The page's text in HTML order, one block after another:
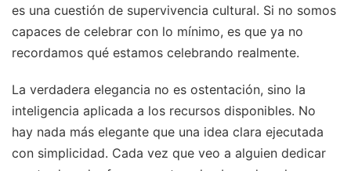
es una cuestión de supervivencia cultural. Si no somos
capaces de celebrar con lo mínimo, es que ya no
recordamos qué estamos celebrando realmente.
La verdadera elegancia no es ostentación, sino la
inteligencia aplicada a los recursos disponibles. No
hay nada más elegante que una idea clara ejecutada
con simplicidad. Cada vez que veo a alguien dedicar